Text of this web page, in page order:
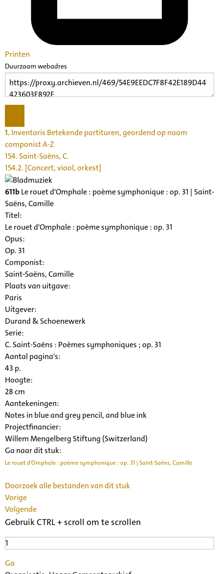
Printen
Duurzaam webadres
1.Inventaris Betekende partituren, geordend op naam
componist A-Z
154. Saint-Saëns, C.
154.2. [Concert, viool, orkest]
611bLe rouet d'Omphale : poème symphonique : op. 31 | Saint-
Saëns, Camille
Titel:
Le rouet d'Omphale : poème symphonique : op. 31
Opus:
Op. 31
Componist:
Saint-Saëns, Camille
Plaats van uitgave:
Paris
Uitgever:
Durand & Schoenewerk
Serie:
C. Saint-Saëns : Poèmes symphoniques ; op. 31
Aantal pagina's:
43 p.
Hoogte:
28 cm
Aantekeningen:
Notes in blue and grey pencil, and blue ink
Projectfinancier:
Willem Mengelberg Stiftung (Switzerland)
Ga naar dit stuk:
Le rouet d'Omphale : poème symphonique : op. 31 | Saint-Saëns, Camille
Doorzoek alle bestanden van dit stuk
Vorige
Volgende
Gebruik CTRL + scroll om te scrollen
Ga